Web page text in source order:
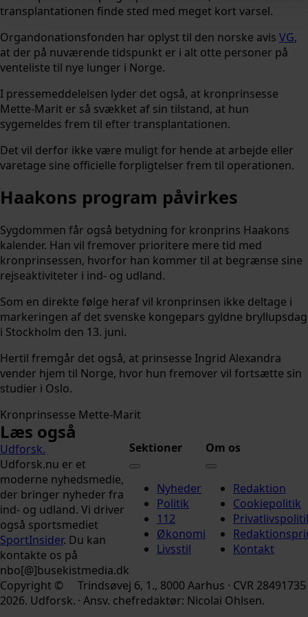
transplantationen finde sted med meget kort varsel.
Organdonationsfonden har oplyst til den norske avis VG,
at der på nuværende tidspunkt er i alt otte personer på
venteliste til nye lunger i Norge.
I pressemeddelelsen lyder det også, at kronprinsesse
Mette-Marit er så svækket af sin tilstand, at hun
sygemeldes frem til efter transplantationen.
Det vil derfor ikke være muligt for hende at arbejde eller
varetage sine officielle forpligtelser frem til operationen.
Haakons program påvirkes
Sygdommen får også betydning for kronprins Haakons
kalender. Han vil fremover prioritere mere tid med
kronprinsessen, hvorfor han kommer til at begrænse sine
rejseaktiviteter i ind- og udland.
Som en direkte følge heraf vil kronprinsen ikke deltage i
markeringen af det svenske kongepars gyldne bryllupsdag
i Stockholm den 13. juni.
Hertil fremgår det også, at prinsesse Ingrid Alexandra
vender hjem til Norge, hvor hun fremover vil fortsætte sin
studier i Oslo.
Kronprinsesse Mette-Marit
Læs også
Udforsk.
Udforsk.nu er et
moderne nyhedsmedie,
der bringer nyheder fra
ind- og udland. Vi driver
også sportsmediet
SportInsider. Du kan
kontakte os på
nbo[@]busekistmedia.dk
Sektioner
Nyheder
Politik
112
Økonomi
Livsstil
Om os
Redaktion
Cookiepolitik
Kontakt
Copyright ©
2026. Udforsk.
Trindsøvej 6, 1., 8000 Aarhus · CVR 28491735
· Ansv. chefredaktør: Nicolai Ohlsen.